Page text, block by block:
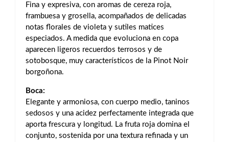
Fina y expresiva, con aromas de cereza roja,
frambuesa y grosella, acompañados de delicadas
notas florales de violeta y sutiles matices
especiados. A medida que evoluciona en copa
aparecen ligeros recuerdos terrosos y de
sotobosque, muy característicos de la Pinot Noir
borgoñona.
Boca:
Elegante y armoniosa, con cuerpo medio, taninos
sedosos y una acidez perfectamente integrada que
aporta frescura y longitud. La fruta roja domina el
conjunto, sostenida por una textura refinada y un